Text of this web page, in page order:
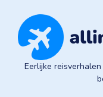
Eerlijke